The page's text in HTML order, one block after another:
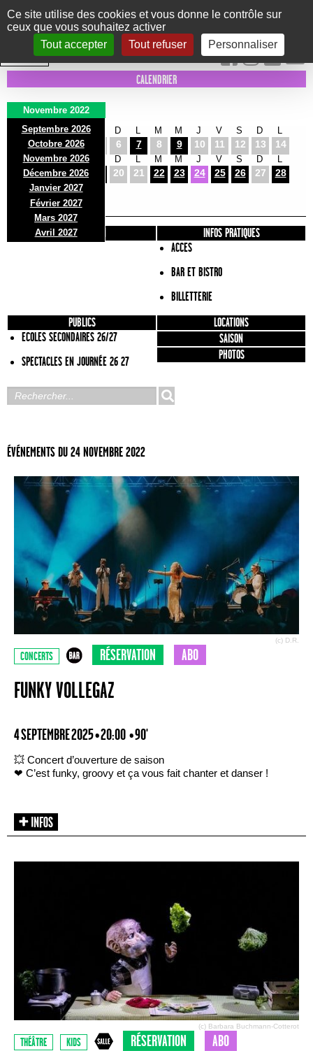
Panneau de gestion des cookies
Ce site utilise des cookies et vous donne le contrôle sur
ceux que vous souhaitez activer
Tout accepter
Tout refuser Personnaliser
Le Marni
CONCERTS DANSE/CIRQUE THÉÂTRE KIDS EXPOS EVENTS
INTRA MUROS
CALENDRIER
Novembre 2022
Septembre 2026
Octobre 2026
Novembre 2026
Décembre 2026
Janvier 2027
Février 2027
Mars 2027
Avril 2027
M
2
J
3
V
4
D
6 7
M
8
M
9
J
10
V
11
S
12
D
13 14
M
16
J
17
V
18
D
20 21
M
22
M
23
J
24
V
25
S
26
D
27 28
M
30
PRÉSENTATION
INFOS PRATIQUES
ACCES
BAR ET BISTRO
BILLETTERIE
PUBLICS
ECOLES SECONDAIRES 26/27
SPECTACLES EN JOURNÉE 26 27
LOCATIONS
SAISON
PHOTOS
ÉVÉNEMENTS DU 24 NOVEMBRE 2022
(c) D.R.
CONCERTS RÉSERVATION ABO
FUNKY VOLLEGAZ
4 SEPTEMBRE 2025 • 20:00 • 90'
💥 Concert d’ouverture de saison
❤ C’est funky, groovy et ça vous fait chanter et danser !
(c) Barbara Buchmann-Cotterot
THÉÂTRE KIDS RÉSERVATION ABO